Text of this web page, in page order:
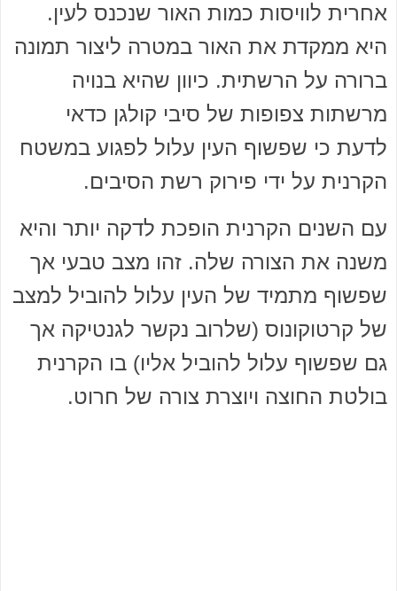
אחרית לוויסות כמות האור שנכנס לעין.
היא ממקדת את האור במטרה ליצור תמונה
ברורה על הרשתית. כיוון שהיא בנויה
מרשתות צפופות של סיבי קולגן כדאי
לדעת כי שפשוף העין עלול לפגוע במשטח
הקרנית על ידי פירוק רשת הסיבים.
עם השנים הקרנית הופכת לדקה יותר והיא
משנה את הצורה שלה. זהו מצב טבעי אך
שפשוף מתמיד של העין עלול להוביל למצב
של קרטוקונוס (שלרוב נקשר לגנטיקה אך
גם שפשוף עלול להוביל אליו) בו הקרנית
בולטת החוצה ויוצרת צורה של חרוט.